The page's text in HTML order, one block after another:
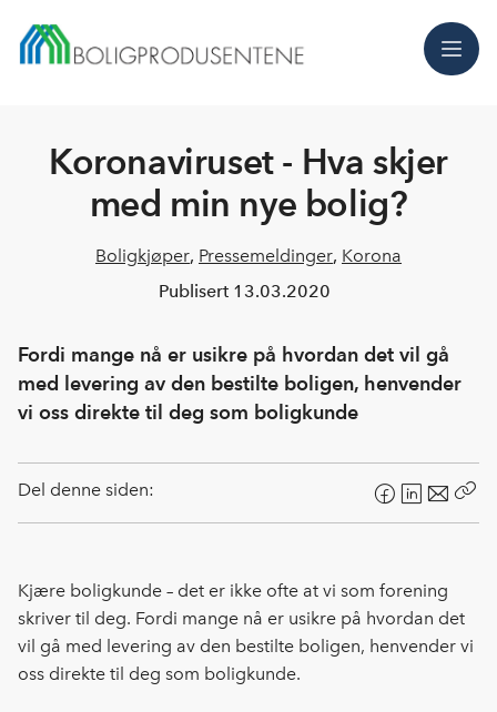
Meny
Koronaviruset - Hva skjer
med min nye bolig?
Boligkjøper, Pressemeldinger, Korona
Publisert 13.03.2020
Fordi mange nå er usikre på hvordan det vil gå
med levering av den bestilte boligen, henvender
vi oss direkte til deg som boligkunde
Del denne siden:
F
a
e
b
o
L
i
k
e
E
-
o
s
Kjære boligkunde – det er ikke ofte at vi som forening
skriver til deg. Fordi mange nå er usikre på hvordan det
vil gå med levering av den bestilte boligen, henvender vi
oss direkte til deg som boligkunde.